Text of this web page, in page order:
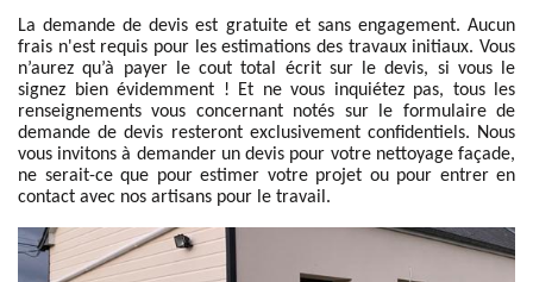
La demande de devis est gratuite et sans engagement. Aucun
frais n'est requis pour les estimations des travaux initiaux. Vous
n’aurez qu’à payer le cout total écrit sur le devis, si vous le
signez bien évidemment ! Et ne vous inquiétez pas, tous les
renseignements vous concernant notés sur le formulaire de
demande de devis resteront exclusivement confidentiels. Nous
vous invitons à demander un devis pour votre nettoyage façade,
ne serait-ce que pour estimer votre projet ou pour entrer en
contact avec nos artisans pour le travail.